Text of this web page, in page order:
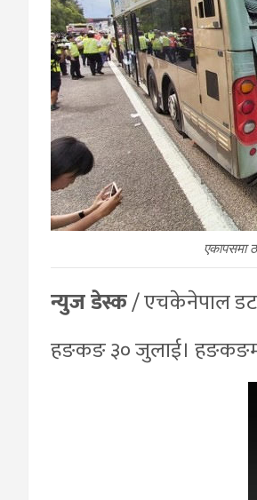
एकापसमा
न्युज डेस्क/ एचकेनेपाल
हङकङ ३० जुलाई।